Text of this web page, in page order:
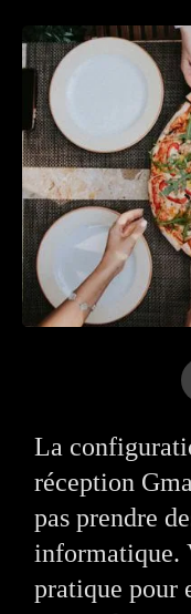
La
réception
pas prendre
informatique.
pratique pour